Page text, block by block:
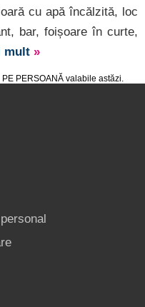
PERSOANĂ valabile astăzi.
cu apă încălzită, loc
bar, foișoare în curte,
mult »